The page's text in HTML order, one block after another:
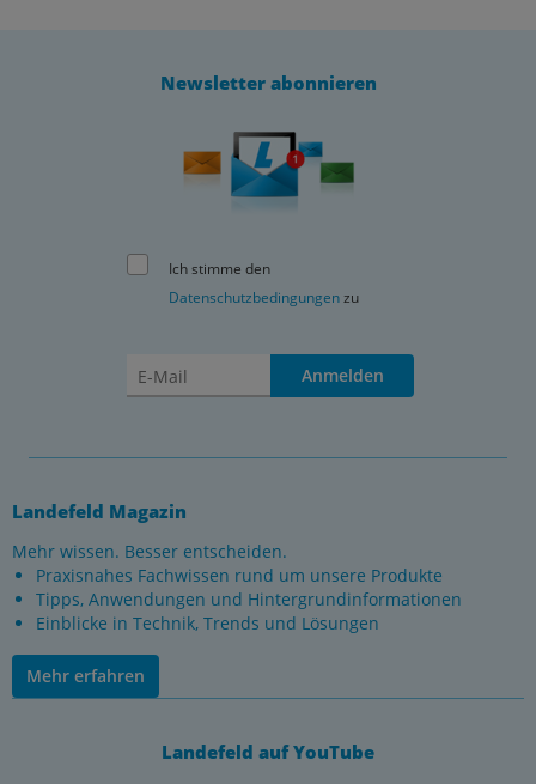
Newsletter abonnieren
Ich stimme den
Datenschutzbedingungenzu
Anmelden
Landefeld Magazin
Mehr wissen. Besser entscheiden.
Praxisnahes Fachwissen rund um unsere Produkte
Tipps, Anwendungen und Hintergrundinformationen
Einblicke in Technik, Trends und Lösungen
Mehr erfahren
Landefeld auf YouTube